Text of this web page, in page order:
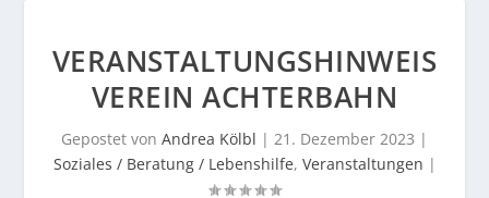
VERANSTALTUNGSHINWEIS
VEREIN ACHTERBAHN
Gepostet von Andrea Kölbl | 21. Dezember 2023 |
Soziales / Beratung / Lebenshilfe, Veranstaltungen |